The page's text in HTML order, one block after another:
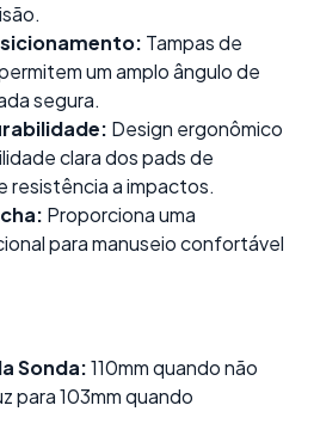
Tampas de
um amplo ângulo de
segura.
Design ergonômico
clara dos pads de
resistência a impactos.
Proporciona uma
para manuseio confortável
Sonda:110mm quando não
para 103mm quando